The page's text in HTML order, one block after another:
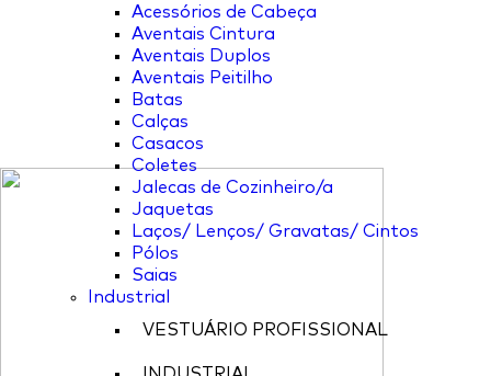
Acessórios de Cabeça
Aventais Cintura
Aventais Duplos
Aventais Peitilho
Batas
Calças
Casacos
Coletes
Jalecas de Cozinheiro/a
Jaquetas
Laços/ Lenços/ Gravatas/ Cintos
Pólos
Saias
Industrial
VESTUÁRIO PROFISSIONAL